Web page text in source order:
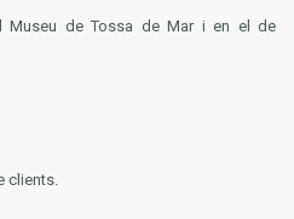
Museu de Tossa de Mar i en el de
clients.